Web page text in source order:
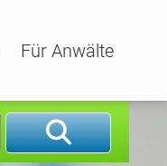
Für Anwälte